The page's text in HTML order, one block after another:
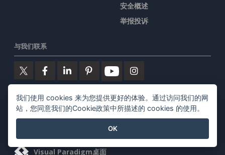
安全概述
举报投诉
与我们联系
特色产品
Visual Paradigm桌面
我们使用 cookies 来为您提供更好的体验。通过访问我们的网
站，您同意我们的Cookie政策中所描述的 cookies 的使用。
OK